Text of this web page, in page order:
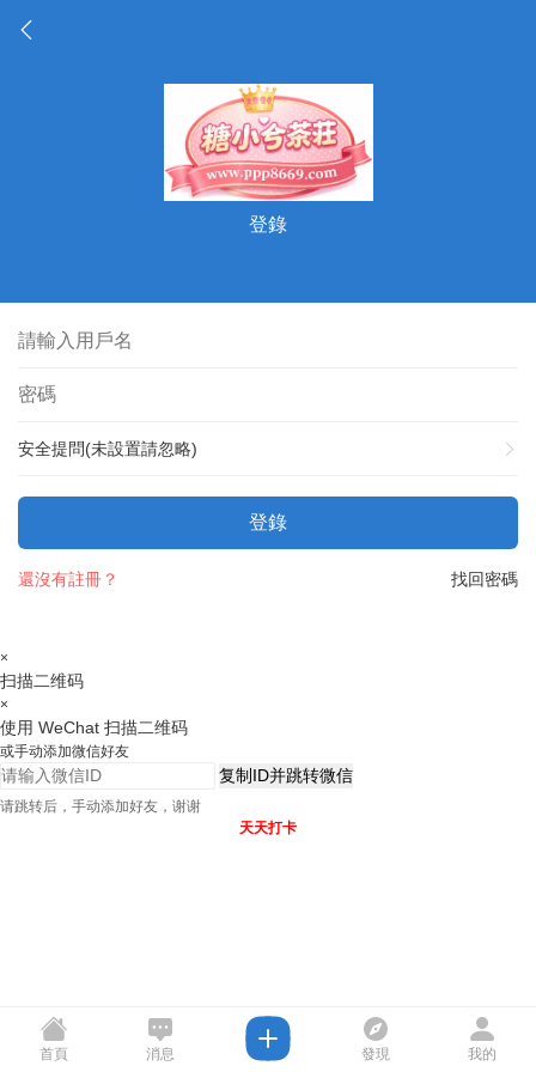
登錄
安全提問(未設置請忽略)
登錄
找回密碼
還沒有註冊？
×
扫描二维码
×
使用 WeChat 扫描二维码
或手动添加微信好友
复制ID并跳转微信
请跳转后，手动添加好友，谢谢
天天打卡
首頁 消息 發現 我的